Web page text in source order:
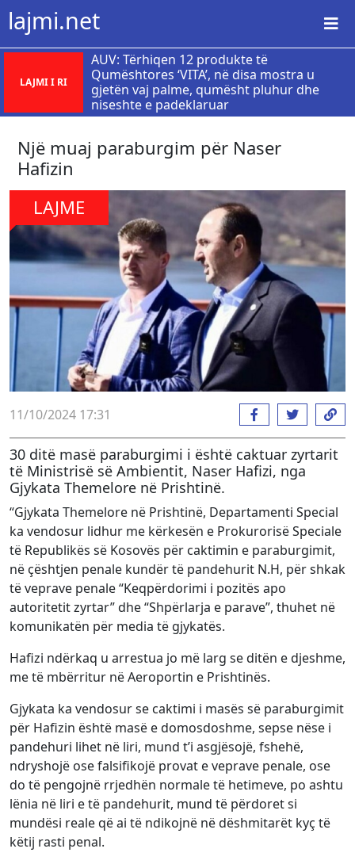
lajmi.net
LAJMI I RI
AUV: Tërhiqen 12 produkte të
Qumështores ‘VITA’, në disa mostra u
gjetën vaj palme, qumësht pluhur dhe
niseshte e padeklaruar
Një muaj paraburgim për Naser
Hafizin
LAJME
11/10/2024 17:31
30 ditë masë paraburgimi i është caktuar zyrtarit
të Ministrisë së Ambientit, Naser Hafizi, nga
Gjykata Themelore në Prishtinë.
“Gjykata Themelore në Prishtinë, Departamenti Special
ka vendosur lidhur me kërkesën e Prokurorisë Speciale
të Republikës së Kosovës për caktimin e paraburgimit,
në çështjen penale kundër të pandehurit N.H, për shkak
të veprave penale “Keqpërdorimi i pozitës apo
autoritetit zyrtar” dhe “Shpërlarja e parave”, thuhet në
komunikatën për media të gjykatës.
Hafizi ndërkaq u arrestua jo më larg se ditën e djeshme,
me të mbërritur në Aeroportin e Prishtinës.
Gjykata ka vendosur se caktimi i masës së paraburgimit
për Hafizin është masë e domosdoshme, sepse nëse i
pandehuri lihet në liri, mund t’i asgjësojë, fshehë,
ndryshojë ose falsifikojë provat e veprave penale, ose
do të pengojnë rrjedhën normale të hetimeve, po ashtu
lënia në liri e të pandehurit, mund të përdoret si
mundësi reale që ai të ndikojnë në dëshmitarët kyç të
këtij rasti penal.